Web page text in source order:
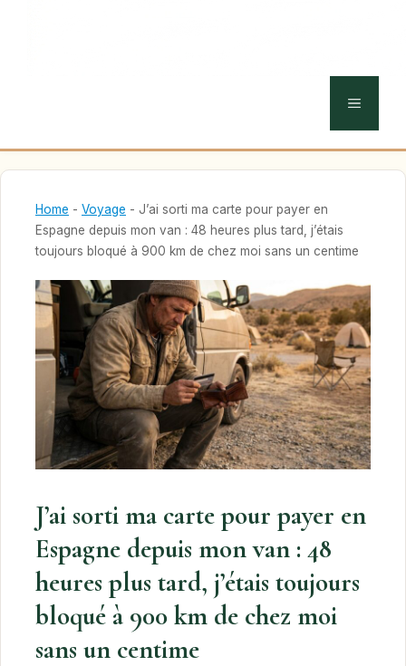
MENU
Home - Voyage - J’ai sorti ma carte pour payer en
Espagne depuis mon van : 48 heures plus tard, j’étais
toujours bloqué à 900 km de chez moi sans un centime
J’ai sorti ma carte pour payer en
Espagne depuis mon van : 48
heures plus tard, j’étais toujours
bloqué à 900 km de chez moi
sans un centime